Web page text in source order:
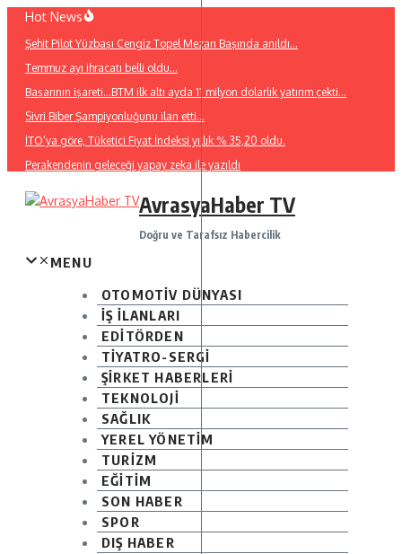
İçeriğe
Hot News
Şehit Pilot Yüzbaşı Cengiz Topel Mezarı Başında anıldı…
Temmuz ayı ihracatı belli oldu…
Başarının işareti…BTM ilk altı ayda 11 milyon dolarlık yatırım çekti…
Sivri Biber Şampiyonluğunu ilan etti…
İTO’ya göre, Tüketici Fiyat İndeksi yıllık % 35,20 oldu.
Perakendenin geleceği yapay zeka ile yazıldı
AvrasyaHaber TV
Doğru ve Tarafsız Habercilik
MENU
OTOMOTİV DÜNYASI
İŞ İLANLARI
EDİTÖRDEN
TİYATRO-SERGİ
ŞİRKET HABERLERİ
TEKNOLOJİ
SAĞLIK
YEREL YÖNETİM
TURİZM
EĞİTİM
SON HABER
SPOR
DIŞ HABER